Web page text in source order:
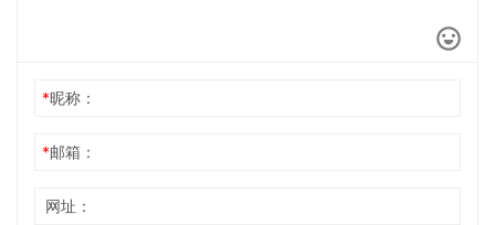
*昵称：
*邮箱：
网址：